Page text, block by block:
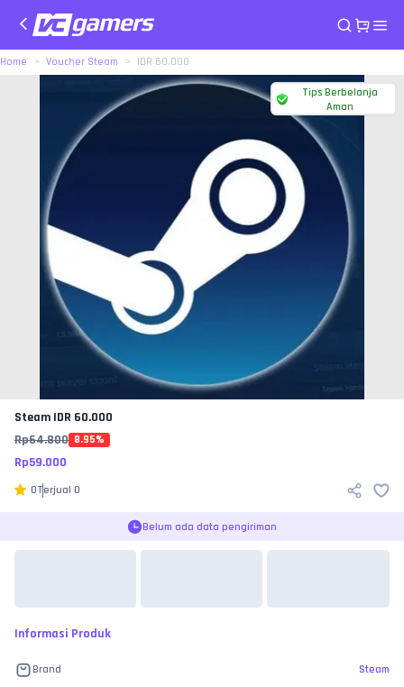
Home Voucher Steam IDR 60.000
Tips Berbelanja
Aman
Steam IDR 60.000
Rp64.800 8.95%
Rp59.000
0Terjual 0
Belum ada data pengiriman
Informasi Produk
Brand Steam